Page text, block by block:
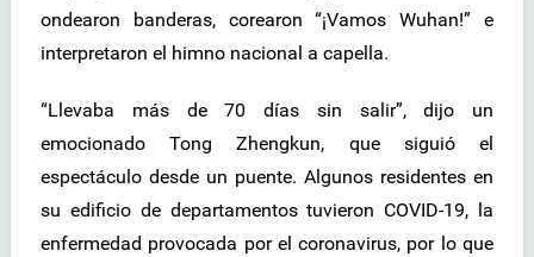
ondearon banderas, corearon “¡Vamos Wuhan!” e
interpretaron el himno nacional a capella.
“Llevaba más de 70 días sin salir”, dijo un
emocionado Tong Zhengkun, que siguió el
espectáculo desde un puente. Algunos residentes en
su edificio de departamentos tuvieron COVID-19, la
enfermedad provocada por el coronavirus, por lo que